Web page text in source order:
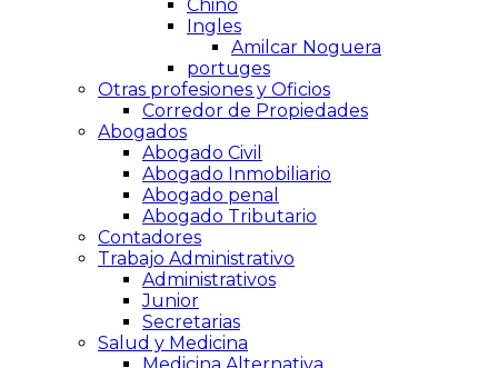
Chino
Ingles
Amilcar Noguera
portuges
Otras profesiones y Oficios
Corredor de Propiedades
Abogados
Abogado Civil
Abogado Inmobiliario
Abogado penal
Abogado Tributario
Contadores
Trabajo Administrativo
Administrativos
Junior
Secretarias
Salud y Medicina